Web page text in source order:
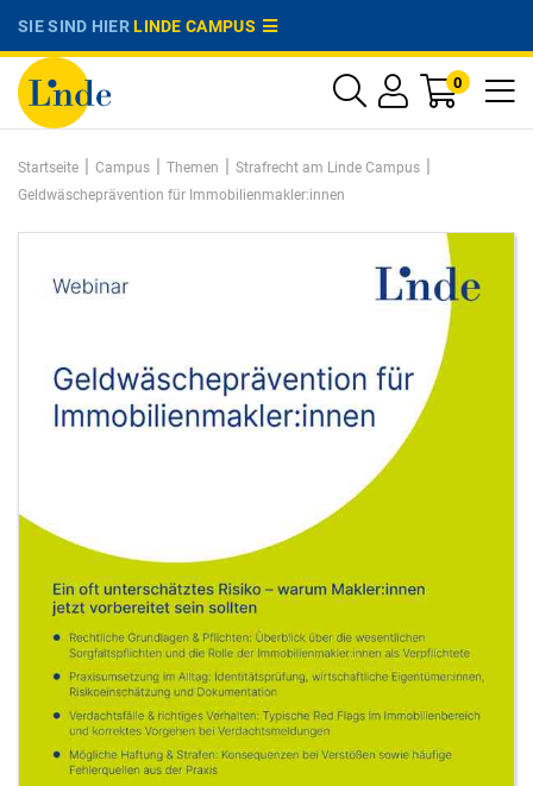
SIE SIND HIERLINDE CAMPUS
0
Startseite | Campus | Themen | Strafrecht am Linde Campus |
Geldwäscheprävention für Immobilienmakler:innen